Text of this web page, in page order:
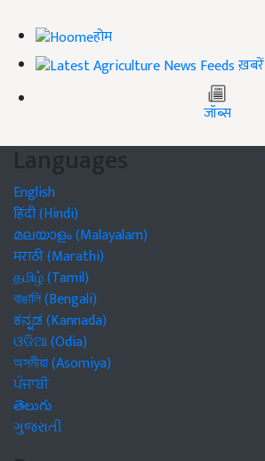
होम
ख़बरें
जॉब्स
Languages
English
हिंदी (Hindi)
മലയാളം (Malayalam)
मराठी (Marathi)
தமிழ் (Tamil)
বাঙালি (Bengali)
ಕನ್ನಡ (Kannada)
ଓଡିଆ (Odia)
অসমীয়া (Asomiya)
ਪੰਜਾਬੀ
తెలుగు
ગુજરાતી